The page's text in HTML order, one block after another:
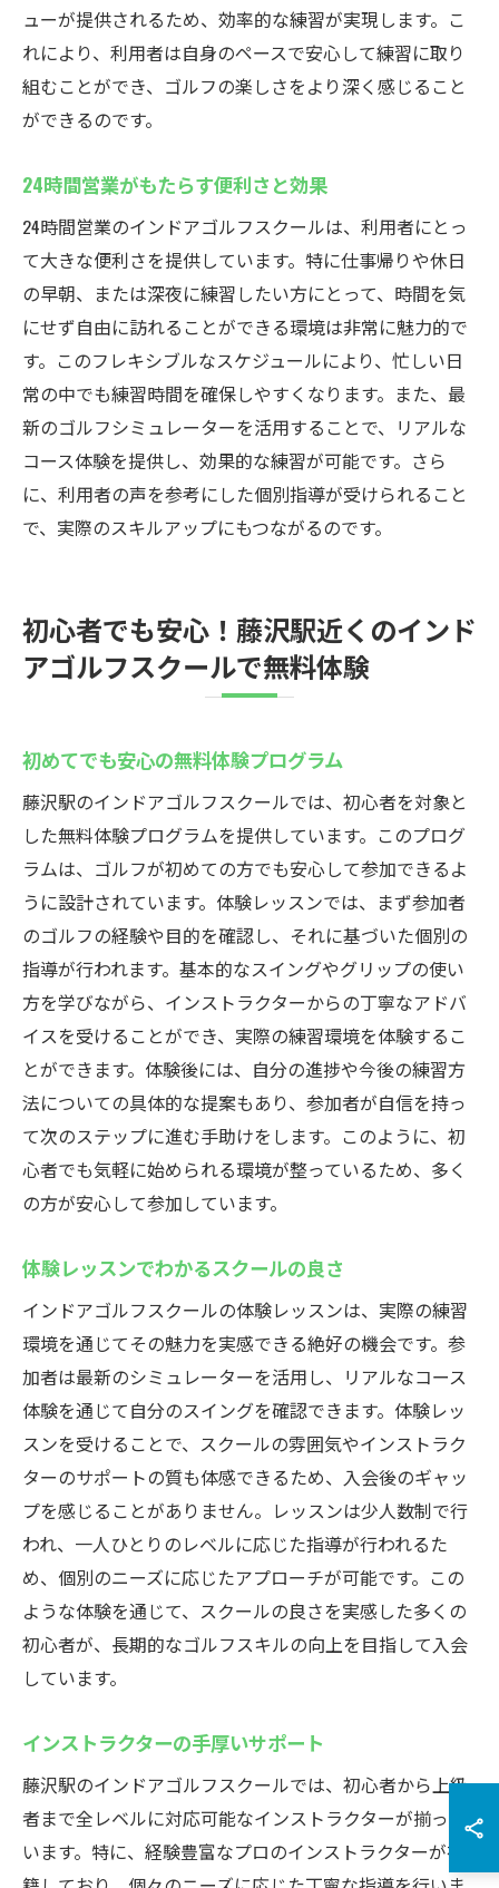
ューが提供されるため、効率的な練習が実現します。こ
れにより、利用者は自身のペースで安心して練習に取り
組むことができ、ゴルフの楽しさをより深く感じること
ができるのです。
24時間営業がもたらす便利さと効果
24時間営業のインドアゴルフスクールは、利用者にとっ
て大きな便利さを提供しています。特に仕事帰りや休日
の早朝、または深夜に練習したい方にとって、時間を気
にせず自由に訪れることができる環境は非常に魅力的で
す。このフレキシブルなスケジュールにより、忙しい日
常の中でも練習時間を確保しやすくなります。また、最
新のゴルフシミュレーターを活用することで、リアルな
コース体験を提供し、効果的な練習が可能です。さら
に、利用者の声を参考にした個別指導が受けられること
で、実際のスキルアップにもつながるのです。
初心者でも安心！藤沢駅近くのインド
アゴルフスクールで無料体験
初めてでも安心の無料体験プログラム
藤沢駅のインドアゴルフスクールでは、初心者を対象と
した無料体験プログラムを提供しています。このプログ
ラムは、ゴルフが初めての方でも安心して参加できるよ
うに設計されています。体験レッスンでは、まず参加者
のゴルフの経験や目的を確認し、それに基づいた個別の
指導が行われます。基本的なスイングやグリップの使い
方を学びながら、インストラクターからの丁寧なアドバ
イスを受けることができ、実際の練習環境を体験するこ
とができます。体験後には、自分の進捗や今後の練習方
法についての具体的な提案もあり、参加者が自信を持っ
て次のステップに進む手助けをします。このように、初
心者でも気軽に始められる環境が整っているため、多く
の方が安心して参加しています。
体験レッスンでわかるスクールの良さ
インドアゴルフスクールの体験レッスンは、実際の練習
環境を通じてその魅力を実感できる絶好の機会です。参
加者は最新のシミュレーターを活用し、リアルなコース
体験を通じて自分のスイングを確認できます。体験レッ
スンを受けることで、スクールの雰囲気やインストラク
ターのサポートの質も体感できるため、入会後のギャッ
プを感じることがありません。レッスンは少人数制で行
われ、一人ひとりのレベルに応じた指導が行われるた
め、個別のニーズに応じたアプローチが可能です。この
ような体験を通じて、スクールの良さを実感した多くの
初心者が、長期的なゴルフスキルの向上を目指して入会
しています。
インストラクターの手厚いサポート
藤沢駅のインドアゴルフスクールでは、初心者から上級
者まで全レベルに対応可能なインストラクターが揃って
います。特に、経験豊富なプロのインストラクターが在